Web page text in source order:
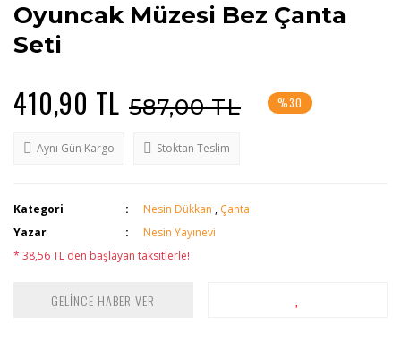
Oyuncak Müzesi Bez Çanta
Seti
410,90 TL 587,00 TL %30
Aynı Gün Kargo Stoktan Teslim
Kategori Nesin Dükkan , Çanta
Yazar
Nesin Yayınevi
* 38,56 TL den başlayan taksitlerle!
GELİNCE HABER VER